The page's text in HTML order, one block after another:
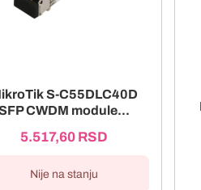
S-C55DLC40D
CWDM module...
5.517,60 RSD
Nije na stanju